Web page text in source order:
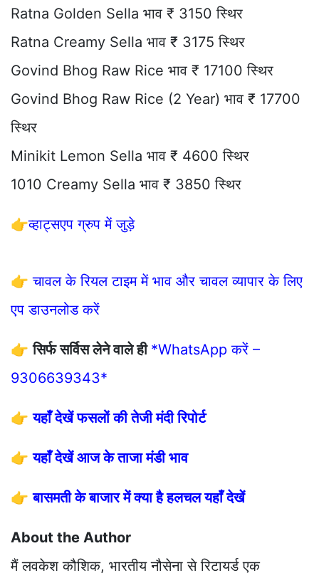
Ratna Golden Sella भाव ₹ 3150 स्थिर
Ratna Creamy Sella भाव ₹ 3175 स्थिर
Govind Bhog Raw Rice भाव ₹ 17100 स्थिर
Govind Bhog Raw Rice (2 Year) भाव ₹ 17700
स्थिर
Minikit Lemon Sella भाव ₹ 4600 स्थिर
1010 Creamy Sella भाव ₹ 3850 स्थिर
👉व्हाट्सएप ग्रुप में जुड़े
👉चावल के रियल टाइम में भाव और चावल व्यापार के लिए
एप डाउनलोड करें
👉सिर्फ सर्विस लेने वाले ही *WhatsApp करें –
9306639343*
👉यहाँ देखें फसलों की तेजी मंदी रिपोर्ट
👉यहाँ देखें आज के ताजा मंडी भाव
👉बासमती के बाजार में क्या है हलचल यहाँ देखें
About the Author
मैं लवकेश कौशिक, भारतीय नौसेना से रिटायर्ड एक